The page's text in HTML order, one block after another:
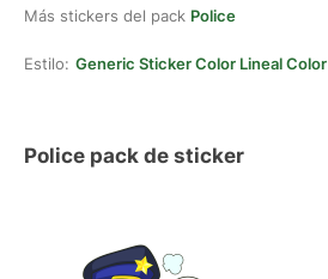
Más stickers del pack Police
Estilo: Generic Sticker Color Lineal Color
Police pack de sticker